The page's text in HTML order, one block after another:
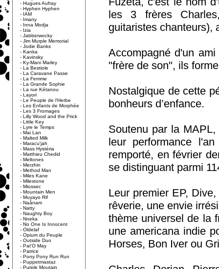
- Hugues Aufray
- Hyphen Hyphen
- IAM
- Imany
- Inna Modja
- Izia
- Jabberwocky
- Jim Murple Memorial
- Jodie Banks
- Kanka
- Kavinsky
- Ky-Mani Marley
- La Bestiole
- La Caravane Passe
- La Femme
- La Grande Sophie
- La rue Kétanou
- Layori
- Le Peuple de l'Herbe
- Les Enfants de Morphée
- Les 3 Fromages
- Lilly Wood and the Prick
- Little Key
- Lyre le Temps
- Mai Lan
- Malted Milk
- Maracu'jah
- Mass Hystéria
- Matthieu Chedid
- Meltones
- Merzhin
- Method Man
- Miles Kane
- Milestone
- Miossec
- Mountain Men
- Muyayo Rif
- Naânam
- Natty
- Naughty Boy
- Nneka
- No One Is Innocent
- Oldelaf
- Opium du Peuple
- Outside Duo
- Pat'O May
- Patrice
- Pony Pony Run Run
- Puppetmastaz
- Purple Moutain
les 3 frères
guitaristes chanteurs),
Accompagné d'un
"frère de son", ils
Nostalgique de cette
bonheurs d’enfance.
Soutenu par la
leur performance
remporté, en février
se distinguant parmi
Leur premier EP,
rêverie, une envie
thème universel de la
une americana indie
Horses, Bon Iver ou